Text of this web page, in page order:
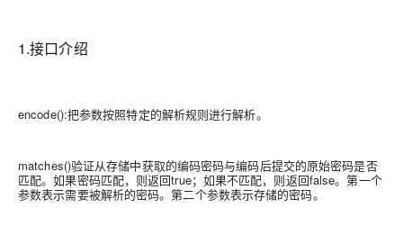
1.接口介绍
encode():把参数按照特定的解析规则进行解析。
matches()验证从存储中获取的编码密码与编码后提交的原始密码是否
匹配。如果密码匹配，则返回true；如果不匹配，则返回false。第一个
参数表示需要被解析的密码。第二个参数表示存储的密码。